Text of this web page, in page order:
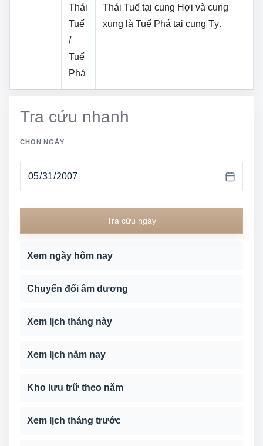
Thái
Tuế
/
Tuế
Phá
Thái Tuế tại cung Hợi và cung
xung là Tuế Phá tại cung Tỵ.
Tra cứu nhanh
CHỌN NGÀY
Tra cứu ngày
Xem ngày hôm nay
Chuyển đổi âm dương
Xem lịch tháng này
Xem lịch năm nay
Kho lưu trữ theo năm
Xem lịch tháng trước